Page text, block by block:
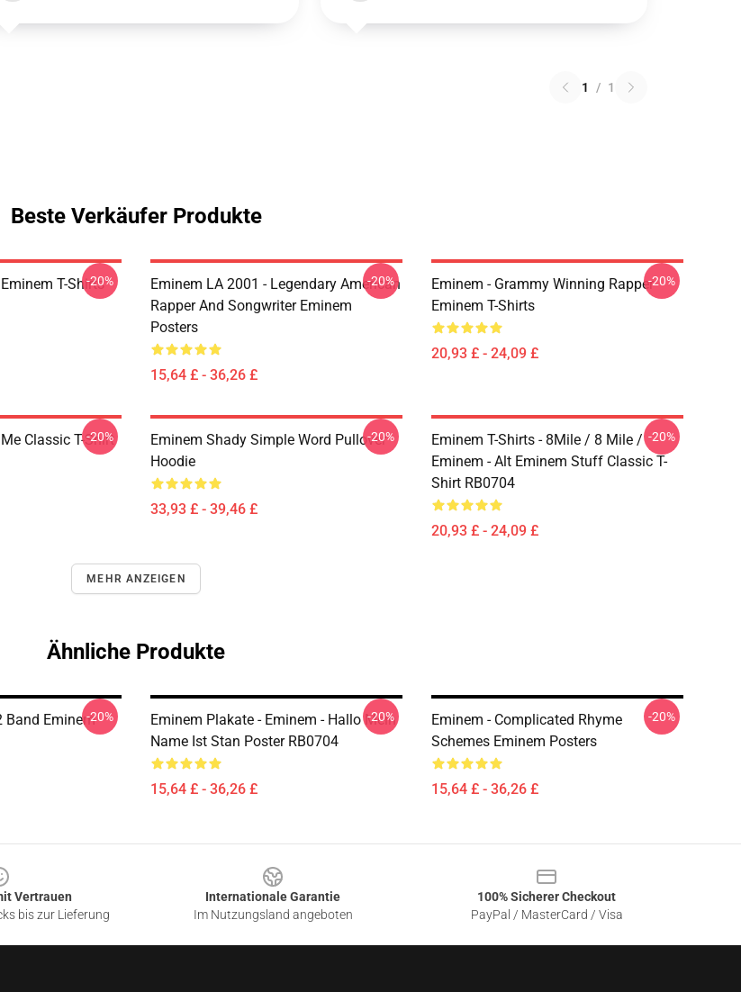
1 / 1
Beste Verkäufer Produkte
T-Shirts
-20%
Eminem LA 2001 - Legendary American
Rapper And Songwriter Eminem
Posters
15,64 £ - 36,26 £
-20%
Eminem - Grammy Winning Rapper
Eminem T-Shirts
20,93 £ - 24,09 £
-20%
Classic T-Shirt
-20%
Eminem Shady Simple Word Pullover
Hoodie
33,93 £ - 39,46 £
-20%
Eminem T-Shirts - 8Mile / 8 Mile /
Eminem - Alt Eminem Stuff Classic T-
Shirt RB0704
20,93 £ - 24,09 £
-20%
MEHR ANZEIGEN
Ähnliche Produkte
Band Eminem-20%
Eminem Plakate - Eminem - Hallo Mein
Name Ist Stan Poster RB0704
15,64 £ - 36,26 £
-20%
Eminem - Complicated Rhyme
Schemes Eminem Posters
15,64 £ - 36,26 £
-20%
Vertrauen
bis zur Lieferung
Internationale Garantie
Im Nutzungsland angeboten
100% Sicherer Checkout
PayPal / MasterCard / Visa